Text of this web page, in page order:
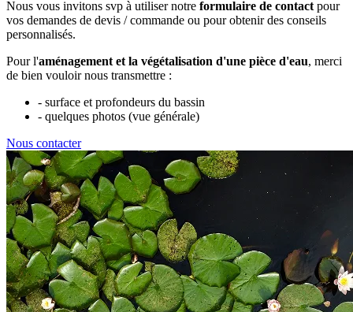
Nous vous invitons svp à utiliser notre formulaire de contact pour
vos demandes de devis / commande ou pour obtenir des conseils
personnalisés.
Pour l'aménagement et la végétalisation d'une pièce d'eau, merci
de bien vouloir nous transmettre :
- surface et profondeurs du bassin
- quelques photos (vue générale)
Nous contacter